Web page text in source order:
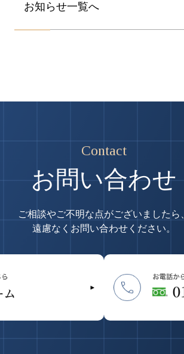
お知 らせ一覧へ
Contact
お問い合わせ
ご相談やご不明な点がございましたら、
遠慮なくお問い合わせください。